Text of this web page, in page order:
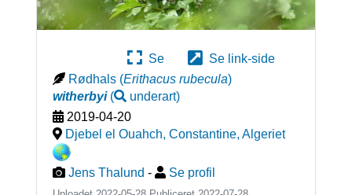
Se
Se link-side
Rødhals (Erithacus rubecula)
witherbyi( underart)
2019-04-20
Djebel el Ouahch, Constantine, Algeriet
Jens Thalund - Se profil